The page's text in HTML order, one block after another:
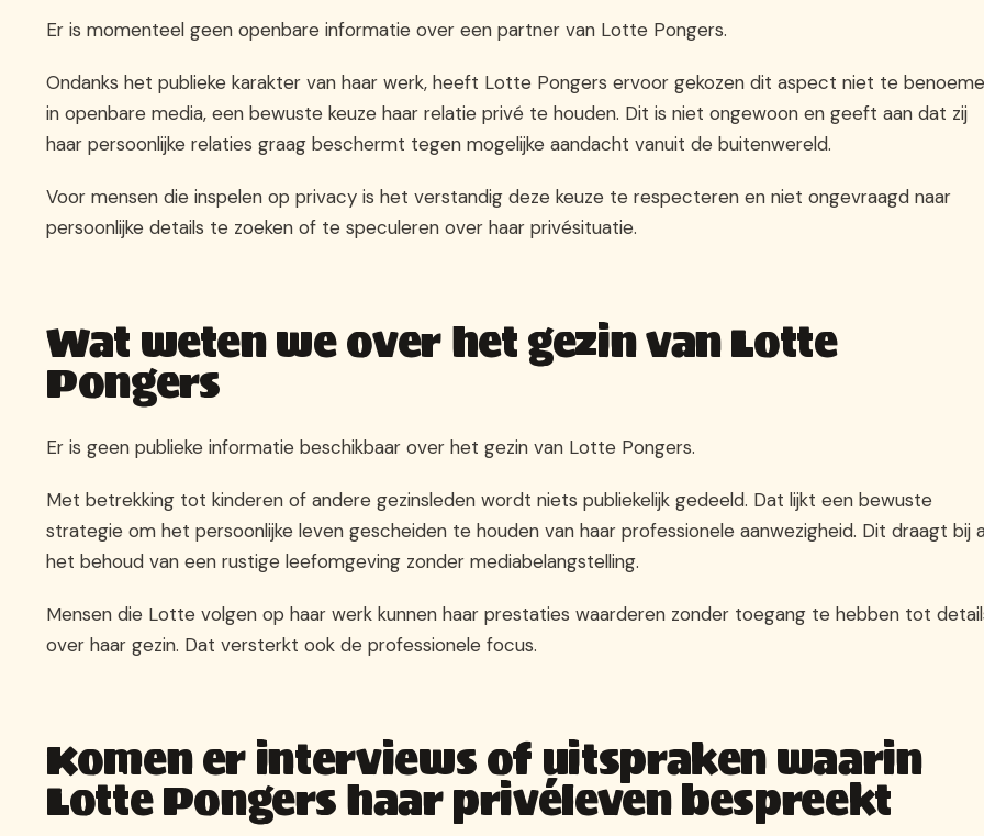
Er is momenteel geen openbare informatie over een partner van Lotte Pongers.
Ondanks het publieke karakter van haar werk, heeft Lotte Pongers ervoor gekozen dit aspect niet te
in openbare media, een bewuste keuze haar relatie privé te houden. Dit is niet ongewoon en geeft aan dat zij
haar persoonlijke relaties graag beschermt tegen mogelijke aandacht vanuit de buitenwereld.
Voor mensen die inspelen op privacy is het verstandig deze keuze te respecteren en niet ongevraagd naar
persoonlijke details te zoeken of te speculeren over haar privésituatie.
Wat weten we over het gezin van Lotte
Pongers
Er is geen publieke informatie beschikbaar over het gezin van Lotte Pongers.
Met betrekking tot kinderen of andere gezinsleden wordt niets publiekelijk gedeeld. Dat lijkt een bewuste
strategie om het persoonlijke leven gescheiden te houden van haar professionele aanwezigheid. Dit draagt bij
het behoud van een rustige leefomgeving zonder mediabelangstelling.
Mensen die Lotte volgen op haar werk kunnen haar prestaties waarderen zonder toegang te hebben tot
over haar gezin. Dat versterkt ook de professionele focus.
Komen er interviews of uitspraken waarin
Lotte Pongers haar privéleven bespreekt